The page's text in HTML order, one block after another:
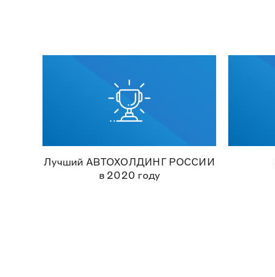
Лучший АВТОХОЛДИНГ РОССИИ
в 2020 году